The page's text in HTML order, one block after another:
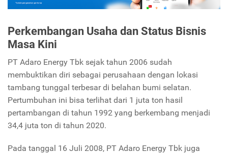
Perkembangan Usaha dan Status Bisnis
Masa Kini
PT Adaro Energy Tbk sejak tahun 2006 sudah
membuktikan diri sebagai perusahaan dengan lokasi
tambang tunggal terbesar di belahan bumi selatan.
Pertumbuhan ini bisa terlihat dari 1 juta ton hasil
pertambangan di tahun 1992 yang berkembang menjadi
34,4 juta ton di tahun 2020.
Pada tanggal 16 Juli 2008, PT Adaro Energy Tbk juga